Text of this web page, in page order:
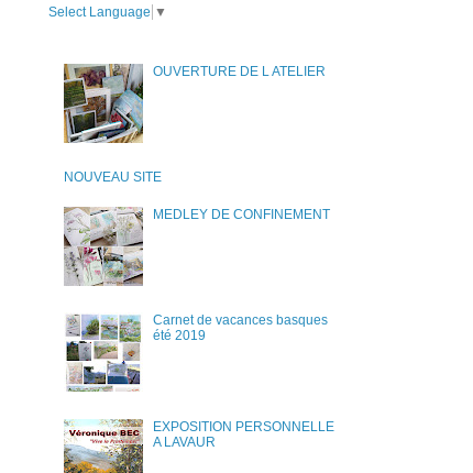
Select Language ▼
OUVERTURE DE L ATELIER
NOUVEAU SITE
MEDLEY DE CONFINEMENT
Carnet de vacances basques
été 2019
EXPOSITION PERSONNELLE
A LAVAUR